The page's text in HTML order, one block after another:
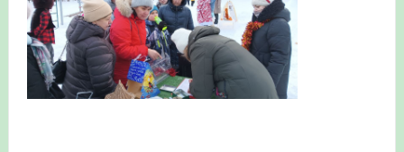
проекте «Развитие программы мониторинга
численности птиц в европейской части России»
«Весенняя перекличка-2026» — 11-20 мая 2026